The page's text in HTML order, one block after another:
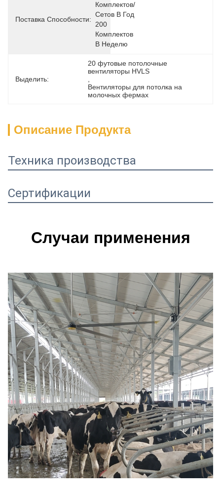
Поставка Способности:
Комплектов/
Сетов В Год
200
Комплектов
В Неделю
Выделить:
20 футовые потолочные
вентиляторы HVLS
Вентиляторы для потолка на
молочных фермах
Описание Продукта
Техника производства
Сертификации
Случаи применения